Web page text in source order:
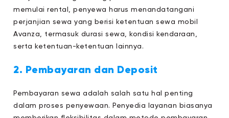
memulai rental, penyewa harus menandatangani
perjanjian sewa yang berisi ketentuan sewa mobil
Avanza, termasuk durasi sewa, kondisi kendaraan,
serta ketentuan-ketentuan lainnya.
2. Pembayaran dan Deposit
Pembayaran sewa adalah salah satu hal penting
dalam proses penyewaan. Penyedia layanan biasanya